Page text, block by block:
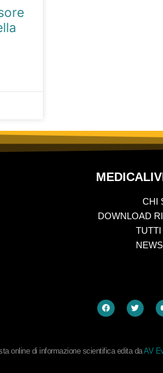
CHI
DOWNLOAD
online di informazione scientifica edita daAV